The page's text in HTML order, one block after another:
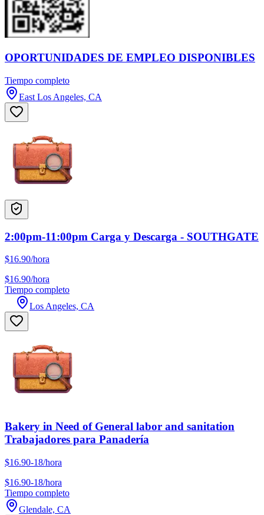
OPORTUNIDADES DE EMPLEO DISPONIBLES
Tiempo completo
East Los Angeles, CA
2:00pm-11:00pm Carga y Descarga - SOUTHGATE
$16.90/hora
$16.90/hora
Tiempo completo
Los Angeles, CA
Bakery in Need of General labor and sanitation
Trabajadores para Panadería
$16.90-18/hora
$16.90-18/hora
Tiempo completo
Glendale, CA